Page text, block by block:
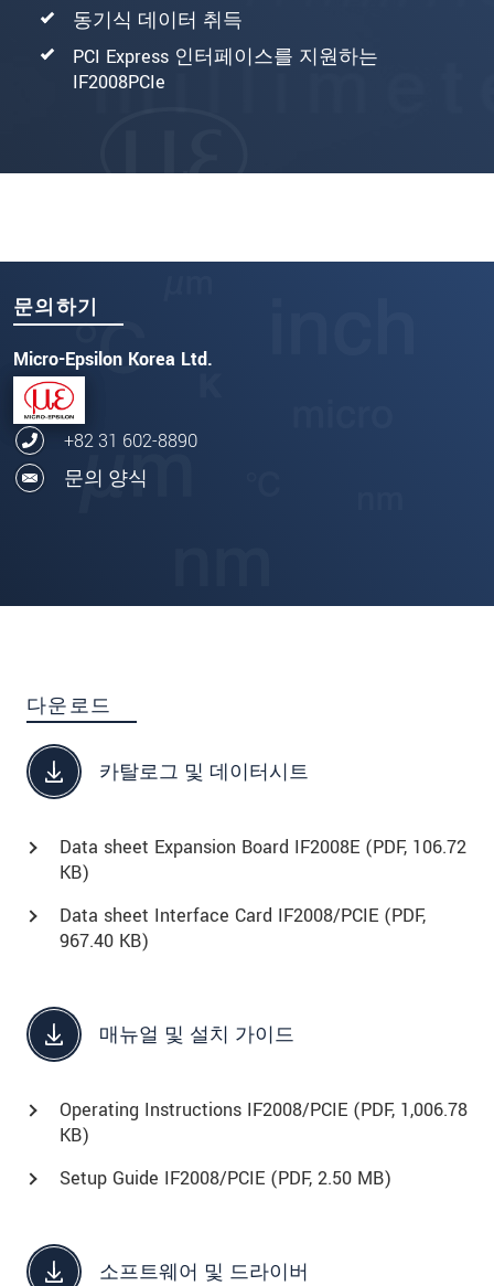
동기식 데이터 취득
PCI Express 인터페이스를 지원하는
IF2008PCIe
문의하기
Micro-Epsilon Korea Ltd.
+82 31 602-8890
문의 양식
다운로드
카탈로그 및 데이터시트
Data sheet Expansion Board IF2008E (PDF, 106.72
KB)
Data sheet Interface Card IF2008/PCIE (PDF,
967.40 KB)
매뉴얼 및 설치 가이드
Operating Instructions IF2008/PCIE (PDF, 1,006.78
KB)
Setup Guide IF2008/PCIE (PDF, 2.50 MB)
소프트웨어 및 드라이버